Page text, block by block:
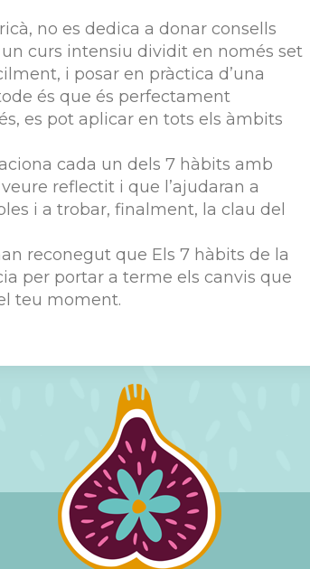
no es dedica a donar consells
curs intensiu dividit en només set
i posar en pràctica d’una
és que és perfectament
es pot aplicar en tots els àmbits
cada un dels 7 hàbits amb
reflectit i que l’ajudaran a
i a trobar, finalment, la clau del
reconegut que Els 7 hàbits de la
per portar a terme els canvis que
teu moment.